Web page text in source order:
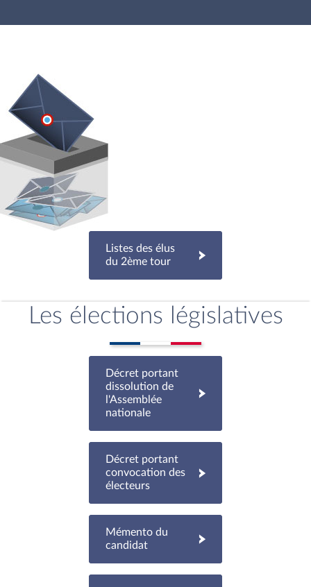
Listes des élus
du 2ème tour
Les élections législatives
Décret portant
dissolution de
l'Assemblée
nationale
Décret portant
convocation des
électeurs
Mémento du
candidat